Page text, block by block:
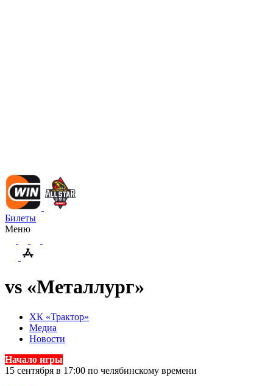
Билеты
Меню
vs «Металлург»
ХК «Трактор»
Медиа
Новости
Начало игры
15 сентября в 17:00 по челябинскому времени